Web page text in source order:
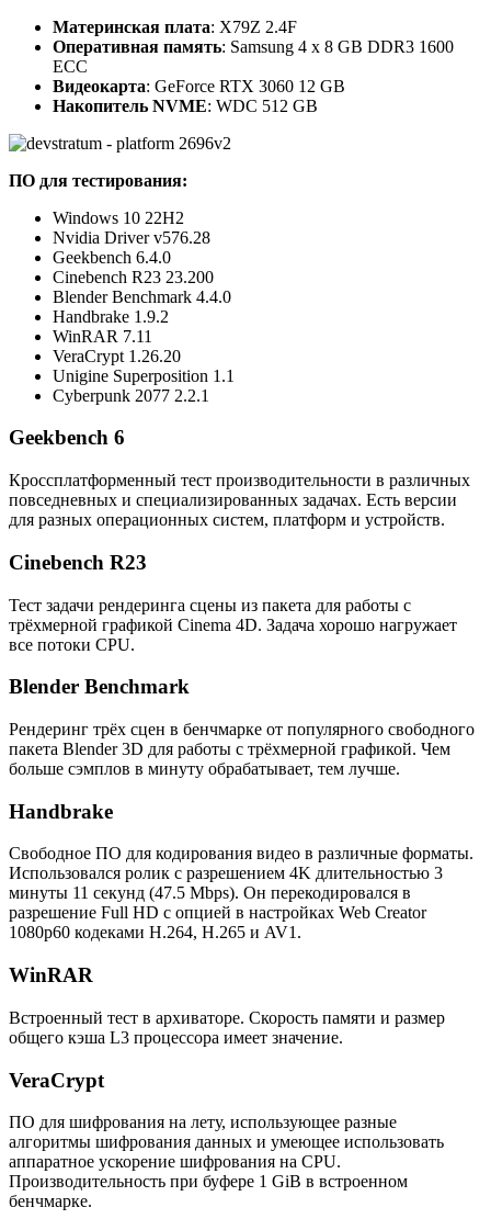
Материнская плата: X79Z 2.4F
Оперативная память: Samsung 4 x 8 GB DDR3 1600
ECC
Видеокарта: GeForce RTX 3060 12 GB
Накопитель NVME: WDC 512 GB
ПО для тестирования:
Windows 10 22H2
Nvidia Driver v576.28
Geekbench 6.4.0
Cinebench R23 23.200
Blender Benchmark 4.4.0
Handbrake 1.9.2
WinRAR 7.11
VeraCrypt 1.26.20
Unigine Superposition 1.1
Cyberpunk 2077 2.2.1
Geekbench 6
Кроссплатформенный тест производительности в различных
повседневных и специализированных задачах. Есть версии
для разных операционных систем, платформ и устройств.
Cinebench R23
Тест задачи рендеринга сцены из пакета для работы с
трёхмерной графикой Cinema 4D. Задача хорошо нагружает
все потоки CPU.
Blender Benchmark
Рендеринг трёх сцен в бенчмарке от популярного свободного
пакета Blender 3D для работы с трёхмерной графикой. Чем
больше сэмплов в минуту обрабатывает, тем лучше.
Handbrake
Свободное ПО для кодирования видео в различные форматы.
Использовался ролик с разрешением 4K длительностью 3
минуты 11 секунд (47.5 Mbps). Он перекодировался в
разрешение Full HD с опцией в настройках Web Creator
1080p60 кодеками H.264, H.265 и AV1.
WinRAR
Встроенный тест в архиваторе. Скорость памяти и размер
общего кэша L3 процессора имеет значение.
VeraCrypt
ПО для шифрования на лету, использующее разные
алгоритмы шифрования данных и умеющее использовать
аппаратное ускорение шифрования на CPU.
Производительность при буфере 1 GiB в встроенном
бенчмарке.